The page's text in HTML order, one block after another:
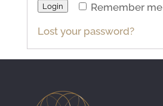
Login Remember me
Lost your password?